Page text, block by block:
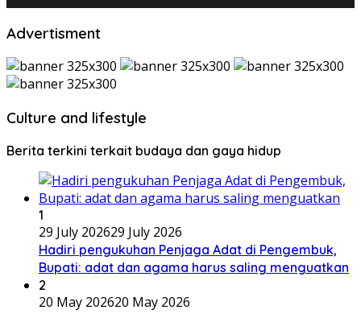
Advertisment
Culture and lifestyle
Berita terkini terkait budaya dan gaya hidup
1
29 July 202629 July 2026
Hadiri pengukuhan Penjaga Adat di Pengembuk,
Bupati: adat dan agama harus saling menguatkan
2
20 May 202620 May 2026